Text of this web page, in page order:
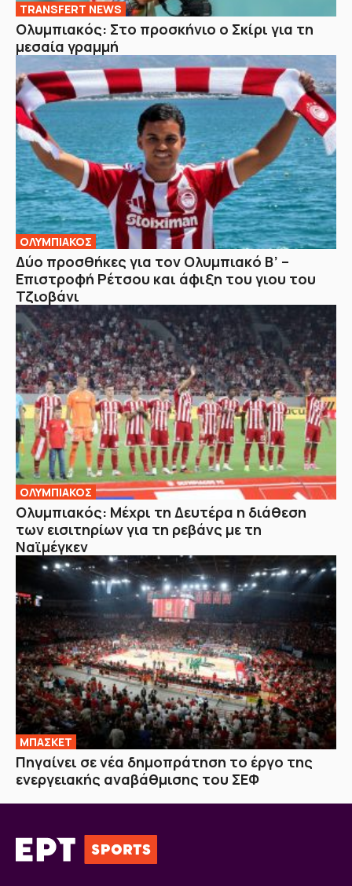
TRANSFERT NEWS
Ολυμπιακός: Στο προσκήνιο ο Σκίρι για τη
μεσαία γραμμή
ΟΛΥΜΠΙΑΚΟΣ
Δύο προσθήκες για τον Ολυμπιακό Β’ –
Επιστροφή Ρέτσου και άφιξη του γιου του
Τζιοβάνι
ΟΛΥΜΠΙΑΚΟΣ
Ολυμπιακός: Μέχρι τη Δευτέρα η διάθεση
των εισιτηρίων για τη ρεβάνς με τη
Ναϊμέγκεν
ΜΠΑΣΚΕΤ
Πηγαίνει σε νέα δημοπράτηση το έργο της
ενεργειακής αναβάθμισης του ΣΕΦ